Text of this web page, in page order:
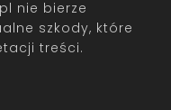
nie bierze
szkody, które
treści.